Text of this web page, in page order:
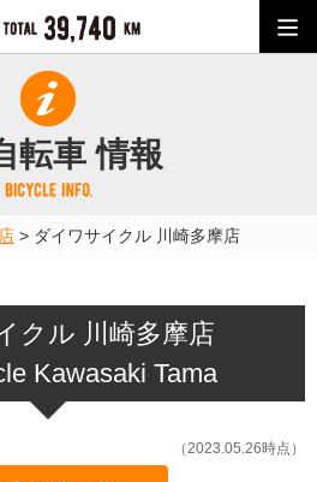
転車 情報
> ダイワサイクル 川崎多摩店
クル 川崎多摩店
Kawasaki Tama
（2023.05.26時点）